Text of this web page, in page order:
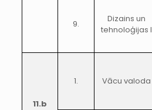
9.
Dizains un
tehnoloģijas I
11.b
1. Vācu valoda